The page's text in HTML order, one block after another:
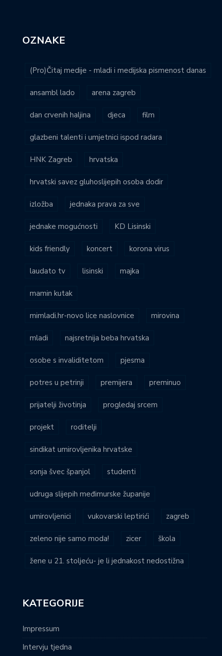
OZNAKE
(Pro)Čitaj medije - mladi i medijska pismenost danas
ansambl lado arena zagreb
dan crvenih haljina djeca film
glazbeni talenti i umjetnici ispod radara
HNK Zagreb hrvatska
hrvatski savez gluhoslijepih osoba dodir
izložba jednaka prava za sve
jednake mogućnosti KD Lisinski
kids friendly koncert korona virus
laudato tv lisinski majka
mamin kutak
mimladi.hr-novo lice naslovnice mirovina
mladi najsretnija beba hrvatska
osobe s invaliditetom pjesma
potres u petrinji premijera preminuo
prijatelji životinja progledaj srcem
projekt roditelji
sindikat umirovljenika hrvatske
sonja švec španjol studenti
udruga slijepih međimurske županije
umirovljenici vukovarski leptirići zagreb
zeleno nije samo moda! zicer škola
žene u 21. stoljeću- je li jednakost nedostižna
KATEGORIJE
Impressum
Intervju tjedna